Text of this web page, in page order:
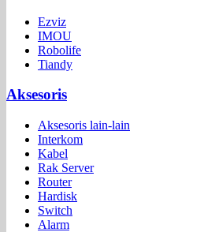
Ezviz
IMOU
Robolife
Tiandy
Aksesoris
Aksesoris lain-lain
Interkom
Kabel
Rak Server
Router
Hardisk
Switch
Alarm